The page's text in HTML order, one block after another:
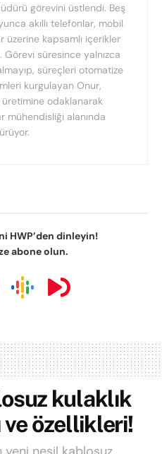
görevini üstlendi. Beş
akıllı telefonlar, mobil
üzerine kapsamlı içerikler
süresince yalnızca
süreçleri otomatize
kurgulayan Onur,
odaklanarak
mühendisliği alanında
HWP’den dinleyin!
abone olun.
kulaklık
ve özellikleri!